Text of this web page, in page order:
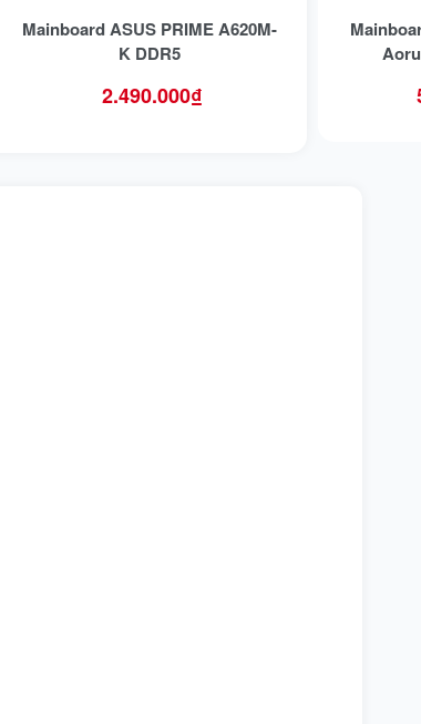
Mainboard ASUS PRIME A620M-
K DDR5
2.490.000₫